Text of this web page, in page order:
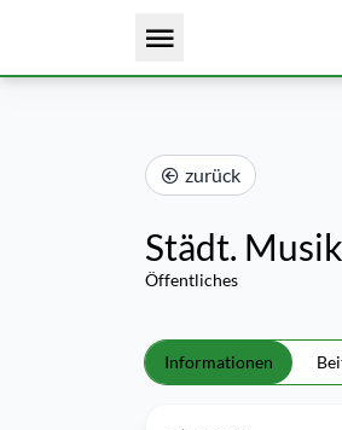
zurück
Städt.
Öffentliches
Informationen